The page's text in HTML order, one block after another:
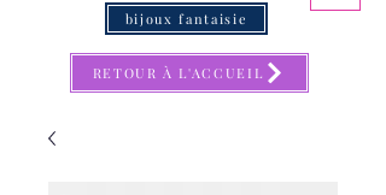
RETOUR À L'ACCUEIL
bijoux fantaisie